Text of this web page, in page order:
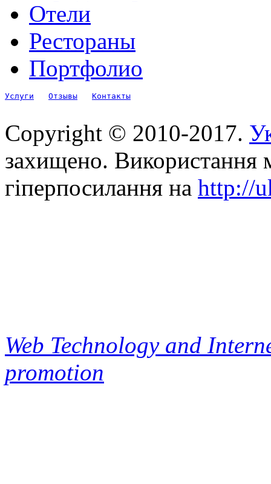
Отели
Рестораны
Портфолио
Услуги Отзывы Контакты
Copyright © 2010-2017.
захищено. Використання
гіперпосилання на http://
Web Technology and
promotion